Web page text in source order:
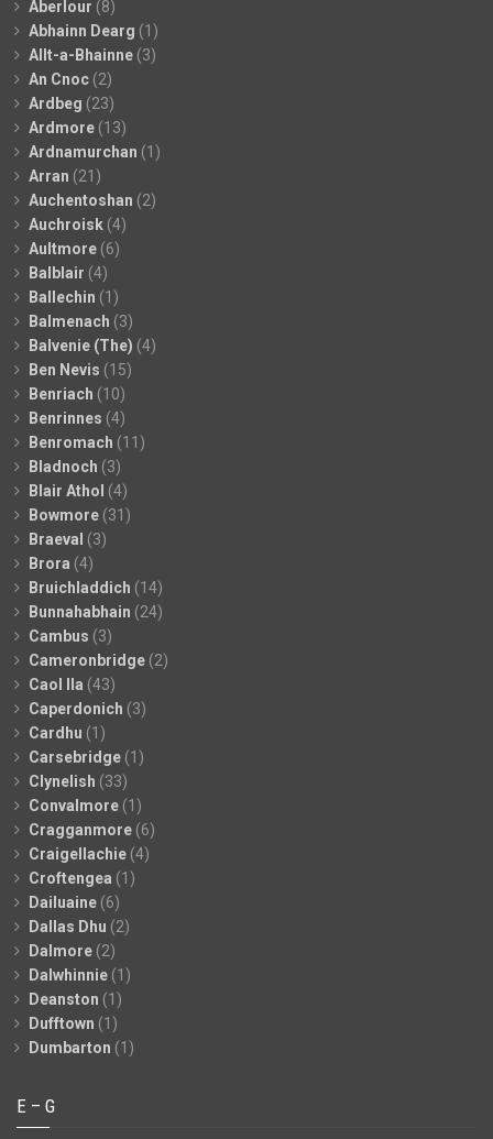
Aberlour (8)
Abhainn Dearg (1)
Allt-a-Bhainne (3)
An Cnoc (2)
Ardbeg (23)
Ardmore (13)
Ardnamurchan (1)
Arran (21)
Auchentoshan (2)
Auchroisk (4)
Aultmore (6)
Balblair (4)
Ballechin (1)
Balmenach (3)
Balvenie (The) (4)
Ben Nevis (15)
Benriach (10)
Benrinnes (4)
Benromach (11)
Bladnoch (3)
Blair Athol (4)
Bowmore (31)
Braeval (3)
Brora (4)
Bruichladdich (14)
Bunnahabhain (24)
Cambus (3)
Cameronbridge (2)
Caol Ila (43)
Caperdonich (3)
Cardhu (1)
Carsebridge (1)
Clynelish (33)
Convalmore (1)
Cragganmore (6)
Craigellachie (4)
Croftengea (1)
Dailuaine (6)
Dallas Dhu (2)
Dalmore (2)
Dalwhinnie (1)
Deanston (1)
Dufftown (1)
Dumbarton (1)
E – G